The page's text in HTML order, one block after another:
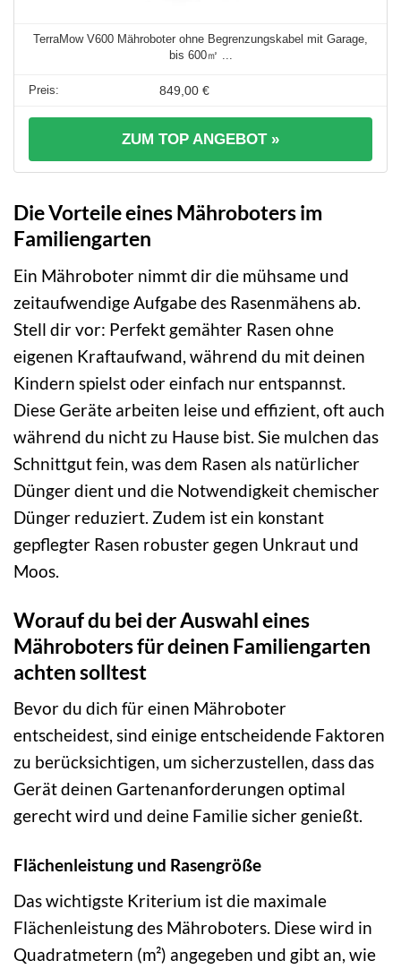
TerraMow V600 Mähroboter ohne Begrenzungskabel mit Garage,
bis 600㎡ ...
849,00 €
ZUM TOP ANGEBOT »
Die Vorteile eines Mähroboters im
Familiengarten
Ein Mähroboter nimmt dir die mühsame und
zeitaufwendige Aufgabe des Rasenmähens ab.
Stell dir vor: Perfekt gemähter Rasen ohne
eigenen Kraftaufwand, während du mit deinen
Kindern spielst oder einfach nur entspannst.
Diese Geräte arbeiten leise und effizient, oft auch
während du nicht zu Hause bist. Sie mulchen das
Schnittgut fein, was dem Rasen als natürlicher
Dünger dient und die Notwendigkeit chemischer
Dünger reduziert. Zudem ist ein konstant
gepflegter Rasen robuster gegen Unkraut und
Moos.
Worauf du bei der Auswahl eines
Mähroboters für deinen Familiengarten
achten solltest
Bevor du dich für einen Mähroboter
entscheidest, sind einige entscheidende Faktoren
zu berücksichtigen, um sicherzustellen, dass das
Gerät deinen Gartenanforderungen optimal
gerecht wird und deine Familie sicher genießt.
Flächenleistung und Rasengröße
Das wichtigste Kriterium ist die maximale
Flächenleistung des Mähroboters. Diese wird in
Quadratmetern (m²) angegeben und gibt an, wie